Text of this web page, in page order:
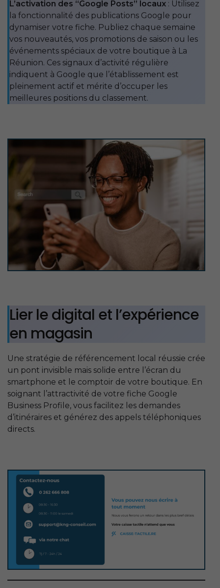
L’activation des “Google Posts” locaux : Utilisez
la fonctionnalité des publications Google pour
dynamiser votre fiche. Publiez chaque semaine
vos nouveautés, vos promotions de saison ou les
événements spéciaux de votre boutique à La
Réunion. Ces signaux d’activité régulière
indiquent à Google que l’établissement est
pleinement actif et mérite d’occuper les
meilleures positions du classement.
Lier le digital et l’expérience
en magasin
Une stratégie de référencement local réussie crée
un pont invisible mais solide entre l’écran du
smartphone et le comptoir de votre boutique. En
soignant l’attractivité de votre fiche Google
Business Profile, vous facilitez les demandes
d’itinéraires et générez des appels téléphoniques
directs.